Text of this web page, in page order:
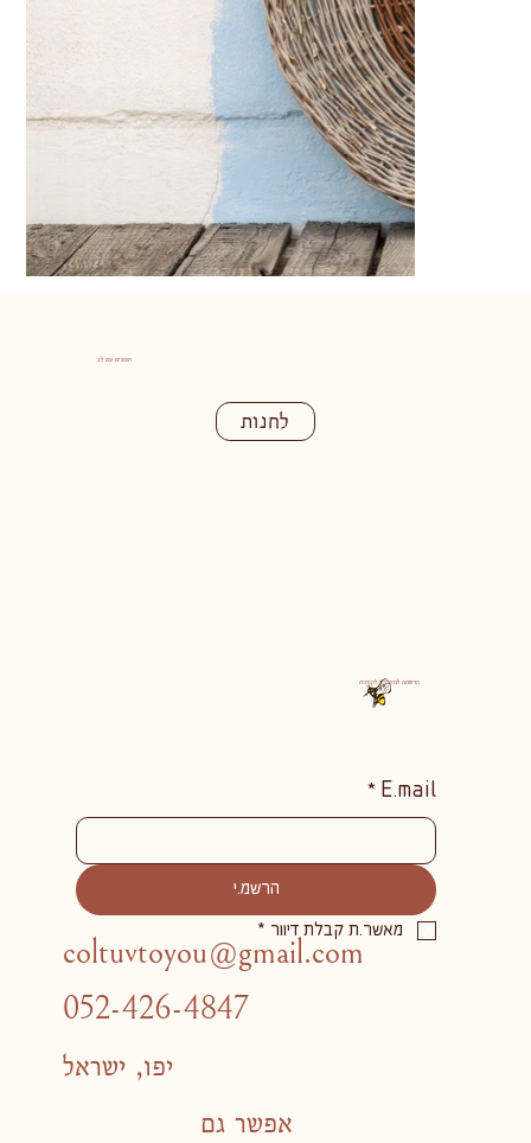
חפצים עם לב
לחנות
הרשמה למועדון לקוחות
E.mail
*
הרשמ.י
מאשר.ת קבלת דיוור *
אפשר גם
coltuvtoyou@gmail.com
052-426-4847
יפו, ישראל